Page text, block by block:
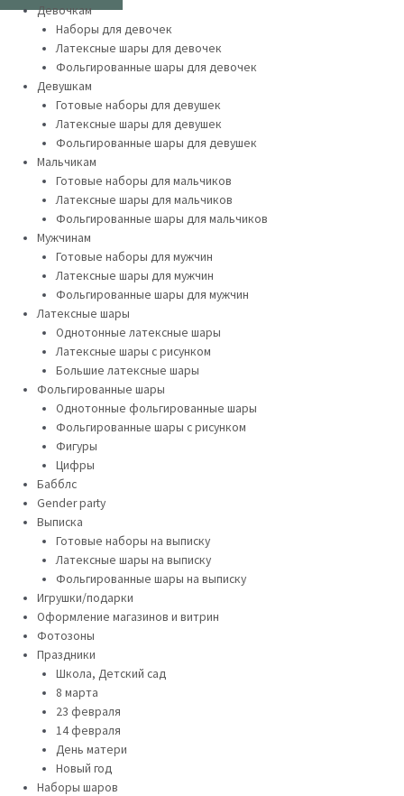
Девочкам
Наборы для девочек
Латексные шары для девочек
Фольгированные шары для девочек
Девушкам
Готовые наборы для девушек
Латексные шары для девушек
Фольгированные шары для девушек
Мальчикам
Готовые наборы для мальчиков
Латексные шары для мальчиков
Фольгированные шары для мальчиков
Мужчинам
Готовые наборы для мужчин
Латексные шары для мужчин
Фольгированные шары для мужчин
Латексные шары
Однотонные латексные шары
Латексные шары с рисунком
Большие латексные шары
Фольгированные шары
Однотонные фольгированные шары
Фольгированные шары с рисунком
Фигуры
Цифры
Бабблс
Gender party
Выписка
Готовые наборы на выписку
Латексные шары на выписку
Фольгированные шары на выписку
Игрушки/подарки
Оформление магазинов и витрин
Фотозоны
Праздники
Школа, Детский сад
8 марта
23 февраля
14 февраля
День матери
Новый год
Наборы шаров